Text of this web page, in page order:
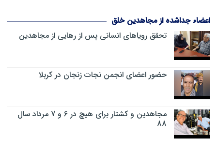
اعضاء جداشده از مجاهدین خلق
تحقق رویاهای انسانی پس از رهایی از مجاهدین
حضور اعضای انجمن نجات زنجان در کربلا
مجاهدین و کشتار برای هیچ در 6 و 7 مرداد سال
88